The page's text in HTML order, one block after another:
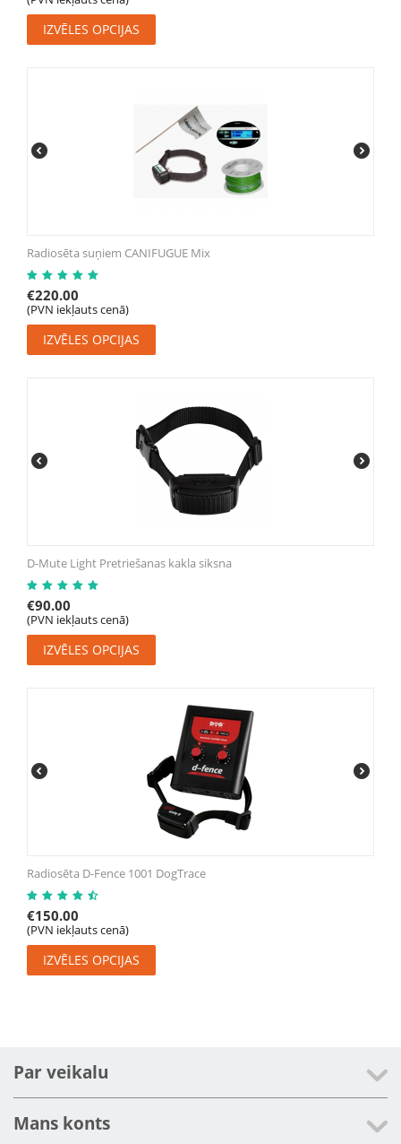
IZVĒLES OPCIJAS
Radiosēta suņiem CANIFUGUE Mix
€220.00
(PVN iekļauts cenā)
IZVĒLES OPCIJAS
D-Mute Light Pretriešanas kakla siksna
€90.00
(PVN iekļauts cenā)
IZVĒLES OPCIJAS
Radiosēta D-Fence 1001 DogTrace
€150.00
(PVN iekļauts cenā)
IZVĒLES OPCIJAS
Par veikalu
Mans konts